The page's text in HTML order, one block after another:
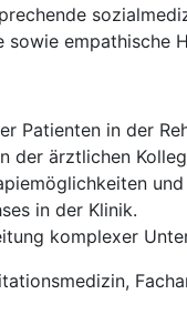
sowie empathische
Patienten in der
der ärztlichen
in der Klinik.
komplexer